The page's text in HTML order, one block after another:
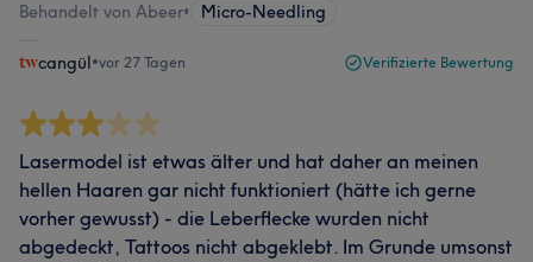
Behandelt von Abeer• Micro-Needling
cangül•vor 27 Tagen Verifizierte Bewertung
Lasermodel ist etwas älter und hat daher an meinen
hellen Haaren gar nicht funktioniert (hätte ich gerne
vorher gewusst) - die Leberflecke wurden nicht
abgedeckt, Tattoos nicht abgeklebt. Im Grunde umsonst